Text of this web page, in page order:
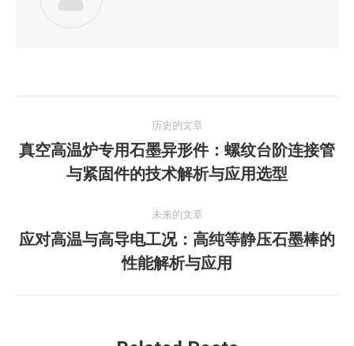
章
历史的文章
历
史
文
章：
真空高温炉专用石墨异形件：螺纹台阶连接管
与紧固件的技术解析与应用选型
未来的文章
未
来
的
应对高温与高导电工况：高纯等静压石墨棒的
性能解析与应用